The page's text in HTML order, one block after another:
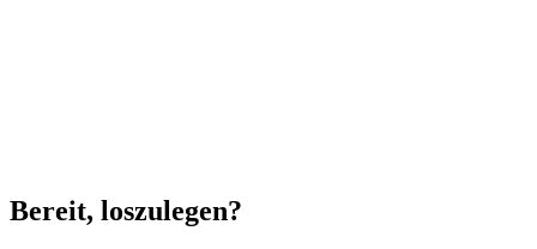
Bereit, loszulegen?